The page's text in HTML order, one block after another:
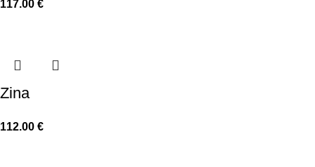
117.00 €
Zina
112.00 €